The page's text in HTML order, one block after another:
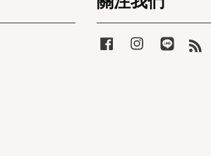
FacebookInstagramLine